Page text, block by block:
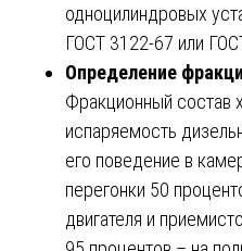
одноцилиндровых
ГОСТ 3122-67 или
Определение
Фракционный состав
испаряемость
его поведение в
перегонки 50
двигателя и